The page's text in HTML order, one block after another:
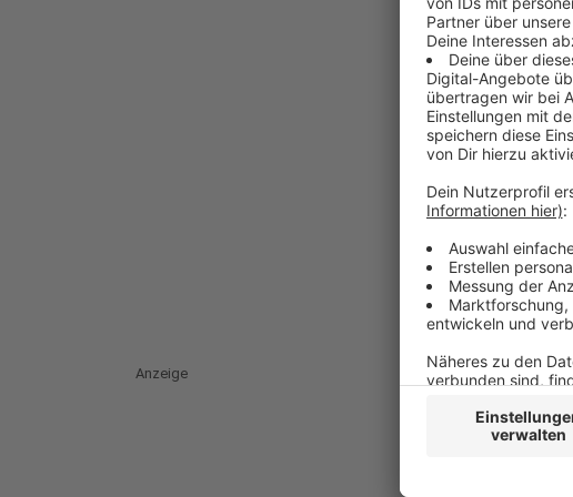
Anzeige